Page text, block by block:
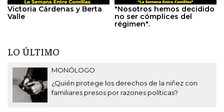
Victoria Cárdenas y Berta
Valle
"Nosotros hemos decidido
no ser cómplices del
régimen".
LO ÚLTIMO
MONÓLOGO
¿Quién protege los derechos de la niñez con
familiares presos por razones políticas?